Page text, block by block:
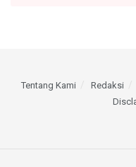
Tentang Kami Redaksi